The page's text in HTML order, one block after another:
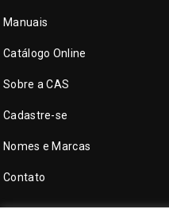
Manuais
Catálogo Online
Sobre a CAS
Cadastre-se
Nomes e Marcas
Contato